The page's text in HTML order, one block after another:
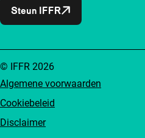
Steun IFFR
Algemene voorwaarden
Cookiebeleid
Disclaimer
© IFFR 2026